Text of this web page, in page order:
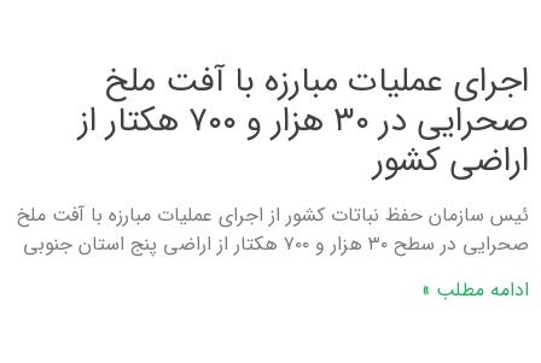
اجرای عملیات مبارزه با آفت ملخ
صحرایی در ۳۰ هزار و ۷۰۰ هکتار از
اراضی کشور
ئیس سازمان حفظ نباتات كشور از اجرای عملیات مبارزه با آفت ملخ
صحرایی در سطح ۳۰ هزار و ۷۰۰ هكتار از اراضی پنج استان جنوبی
ادامه مطلب »